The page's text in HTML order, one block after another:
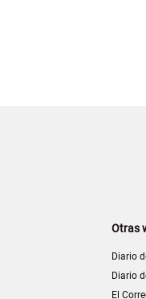
Otras
Diario
Diario
El